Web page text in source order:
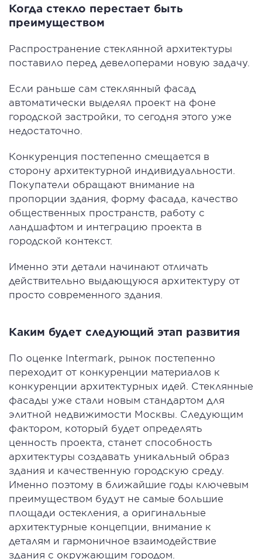
Когда стекло перестает быть
преимуществом
Распространение стеклянной архитектуры
поставило перед девелоперами новую задачу.
Если раньше сам стеклянный фасад
автоматически выделял проект на фоне
городской застройки, то сегодня этого уже
недостаточно.
Конкуренция постепенно смещается в
сторону архитектурной индивидуальности.
Покупатели обращают внимание на
пропорции здания, форму фасада, качество
общественных пространств, работу с
ландшафтом и интеграцию проекта в
городской контекст.
Именно эти детали начинают отличать
действительно выдающуюся архитектуру от
просто современного здания.
Каким будет следующий этап развития
По оценке Intermark, рынок постепенно
переходит от конкуренции материалов к
конкуренции архитектурных идей. Стеклянные
фасады уже стали новым стандартом для
элитной недвижимости Москвы. Следующим
фактором, который будет определять
ценность проекта, станет способность
архитектуры создавать уникальный образ
здания и качественную городскую среду.
Именно поэтому в ближайшие годы ключевым
преимуществом будут не самые большие
площади остекления, а оригинальные
архитектурные концепции, внимание к
деталям и гармоничное взаимодействие
здания с окружающим городом.